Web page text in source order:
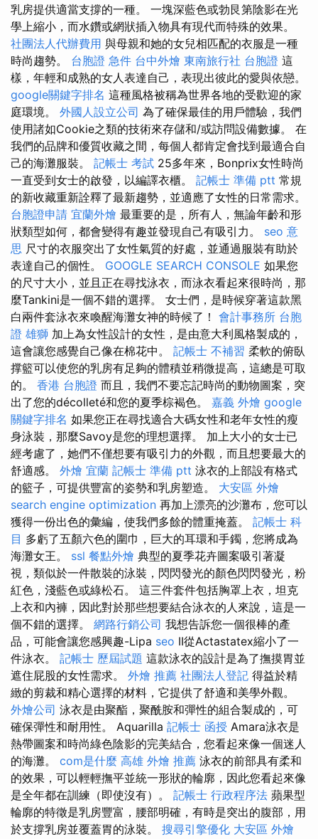
乳房提供適當支撐的一種。 一塊深藍色或勃艮第陰影在光
學上縮小，而水鑽或網狀插入物具有現代而特殊的效果。
社團法人代辦費用 與母親和她的女兒相匹配的衣服是一種
時尚趨勢。 台胞證 急件 台中外燴 東南旅行社 台胞證 這
樣，年輕和成熟的女人表達自己，表現出彼此的愛與依戀。
google關鍵字排名 這種風格被稱為世界各地的受歡迎的家
庭環境。 外國人設立公司 為了確保最佳的用戶體驗，我們
使用諸如Cookie之類的技術來存儲和/或訪問設備數據。 在
我們的品牌和優質收藏之間，每個人都肯定會找到最適合自
己的海灘服裝。 記帳士 考試 25多年來，Bonprix女性時尚
一直受到女士的啟發，以編譯衣櫃。 記帳士 準備 ptt 常規
的新收藏重新詮釋了最新趨勢，並適應了女性的日常需求。
台胞證申請 宜蘭外燴 最重要的是，所有人，無論年齡和形
狀類型如何，都會變得有趣並發現自己有吸引力。 seo 意
思 尺寸的衣服突出了女性氣質的好處，並通過服裝有助於
表達自己的個性。 GOOGLE SEARCH CONSOLE 如果您
的尺寸大小，並且正在尋找泳衣，而泳衣看起來很時尚，那
麼Tankini是一個不錯的選擇。 女士們，是時候穿著這款黑
白兩件套泳衣來喚醒海灘女神的時候了！ 會計事務所 台胞
證 雄獅 加上為女性設計的女性，是由意大利風格製成的，
這會讓您感覺自己像在棉花中。 記帳士 不補習 柔軟的俯臥
撑籃可以使您的乳房有足夠的體積並稍微提高，這總是可取
的。 香港 台胞證 而且，我們不要忘記時尚的動物圖案，突
出了您的décolleté和您的夏季棕褐色。 嘉義 外燴 google
關鍵字排名 如果您正在尋找適合大碼女性和老年女性的瘦
身泳裝，那麼Savoy是您的理想選擇。 加上大小的女士已
經考慮了，她們不僅想要有吸引力的外觀，而且想要最大的
舒適感。 外燴 宜蘭 記帳士 準備 ptt 泳衣的上部設有格式
的籃子，可提供豐富的姿勢和乳房塑造。 大安區 外燴
search engine optimization 再加上漂亮的沙灘布，您可以
獲得一份出色的彙編，使我們多餘的體重掩蓋。 記帳士 科
目 多虧了五顏六色的圍巾，巨大的耳環和手鐲，您將成為
海灘女王。 ssl 餐點外燴 典型的夏季花卉圖案吸引著凝
視，類似於一件散裝的泳裝，閃閃發光的顏色閃閃發光，粉
紅色，淺藍色或綠松石。 這三件套件包括胸罩上衣，坦克
上衣和內褲，因此對於那些想要結合泳衣的人來說，這是一
個不錯的選擇。 網路行銷公司 我想告訴您一個很棒的產
品，可能會讓您感興趣-Lipa seo II從Actastatex縮小了一
件泳衣。 記帳士 歷屆試題 這款泳衣的設計是為了撫摸胃並
遮住屁股的女性需求。 外燴 推薦 社團法人登記 得益於精
緻的剪裁和精心選擇的材料，它提供了舒適和美學外觀。
外燴公司 泳衣是由聚酯，聚酰胺和彈性的組合製成的，可
確保彈性和耐用性。 Aquarilla 記帳士 函授 Amara泳衣是
熱帶圖案和時尚綠色陰影的完美結合，您看起來像一個迷人
的海灘。 com是什麼 高雄 外燴 推薦 泳衣的前部具有柔和
的效果，可以輕輕撫平並統一形狀的輪廓，因此您看起來像
是全年都在訓練（即使沒有）。 記帳士 行政程序法 蘋果型
輪廓的特徵是乳房豐富，腰部明確，有時是突出的腹部，用
於支撐乳房並覆蓋胃的泳裝。 搜尋引擎優化 大安區 外燴